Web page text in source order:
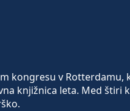
kongresu v Rotterdamu,
knjižnica leta. Med štiri